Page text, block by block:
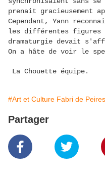
prenait gracieusement
Cependant, Yann
les différentes figures
dramaturgie devait
On a hâte de voir le
La Chouette équipe.
#Art et Culture Fabri de
Partager